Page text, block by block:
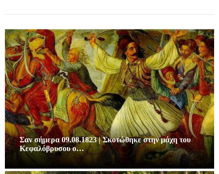
Σαν σήμερα 09.08.1823 | Σκοτώθηκε στην μάχη του
Κεφαλόβρυσου ο…